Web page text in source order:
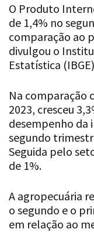
O Produto
de 1,4% no
comparação ao
divulgou o
Estatística
Na comparação
2023, cresceu
desempenho da
segundo
Seguida pelo
de 1%.
A agropecuária
o segundo e o
em relação ao